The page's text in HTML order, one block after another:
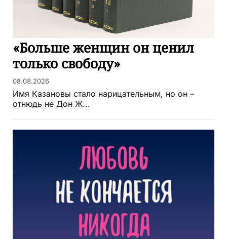
«Больше женщин он ценил
только свободу»
08.08.2026
Имя Казановы стало нарицательным, но он –
отнюдь не Дон Ж...